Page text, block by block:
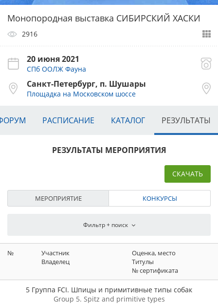
Монопородная выставка СИБИРСКИЙ ХАСКИ
2916
20 июня 2021
СПб ООЛЖ Фауна
Санкт-Петербург, п. Шушары
Площадка на Московском шоссе
РАСПИСАНИЕ КАТАЛОГ РЕЗУЛЬТАТЫ
РЕЗУЛЬТАТЫ МЕРОПРИЯТИЯ
СКАЧАТЬ
МЕРОПРИЯТИЕ КОНКУРСЫ
№
Участник
Владелец
Оценка, место
Титулы
№ сертификата
5 Группа FCI. Шпицы и примитивные типы собак
Group 5. Spitz and primitive types